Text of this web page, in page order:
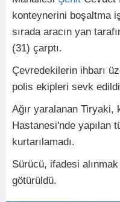
konteynerini boşaltma
sırada aracın yan
(31) çarptı.
Çevredekilerin ihbarı
polis ekipleri sevk
Ağır yaralanan Tiryaki,
Hastanesi'nde yapılan
kurtarılamadı.
Sürücü, ifadesi
götürüldü.